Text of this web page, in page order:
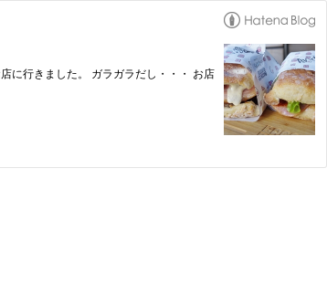
に行きました。 ガラガラだし・・・ お店